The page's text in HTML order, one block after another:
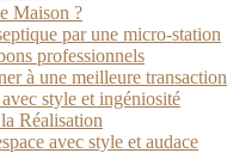
Maison ?
par une micro-station
professionnels
à une meilleure transaction
style et ingéniosité
Réalisation
avec style et audace